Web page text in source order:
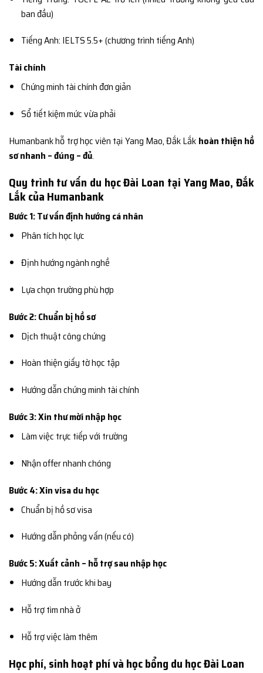
ban đầu)
Tiếng Anh: IELTS 5.5+ (chương trình tiếng Anh)
Tài chính
Chứng minh tài chính đơn giản
Sổ tiết kiệm mức vừa phải
Humanbank hỗ trợ học viên tại Yang Mao, Đắk Lắk hoàn thiện hồ
sơ nhanh – đúng – đủ.
Quy trình tư vấn du học Đài Loan tại Yang Mao, Đắk
Lắk của Humanbank
Bước 1: Tư vấn định hướng cá nhân
Phân tích học lực
Định hướng ngành nghề
Lựa chọn trường phù hợp
Bước 2: Chuẩn bị hồ sơ
Dịch thuật công chứng
Hoàn thiện giấy tờ học tập
Hướng dẫn chứng minh tài chính
Bước 3: Xin thư mời nhập học
Làm việc trực tiếp với trường
Nhận offer nhanh chóng
Bước 4: Xin visa du học
Chuẩn bị hồ sơ visa
Hướng dẫn phỏng vấn (nếu có)
Bước 5: Xuất cảnh – hỗ trợ sau nhập học
Hướng dẫn trước khi bay
Hỗ trợ tìm nhà ở
Hỗ trợ việc làm thêm
Học phí, sinh hoạt phí và học bổng du học Đài Loan